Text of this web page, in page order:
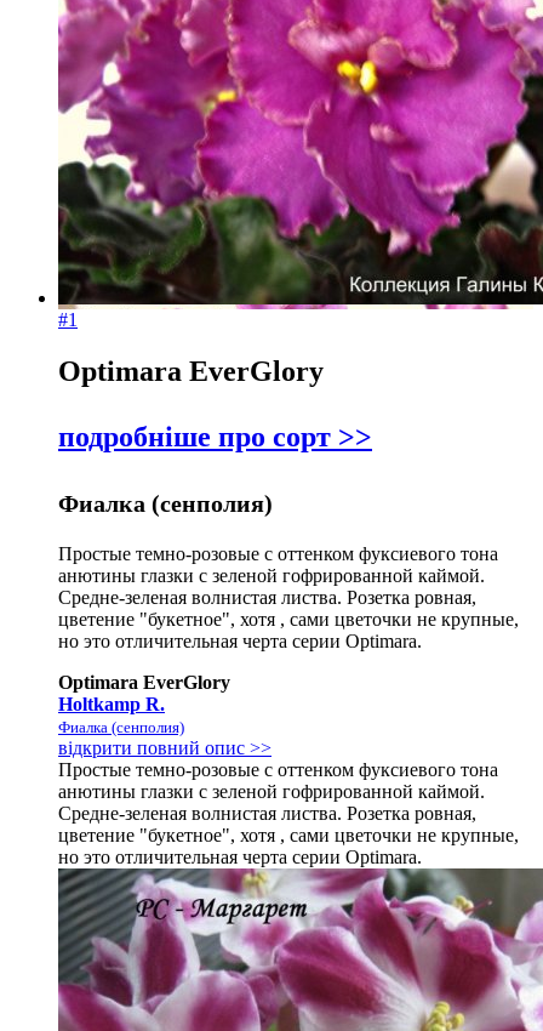
назвою Я-
#1
Optimara EverGlory
подробніше про сорт >>
Фиалка (сенполия)
Простые темно-розовые с оттенком фуксиевого тона
анютины глазки с зеленой гофрированной каймой.
Средне-зеленая волнистая листва. Розетка ровная,
цветение "букетное", хотя , сами цветочки не крупные,
но это отличительная черта серии Optimara.
Optimara EverGlory
Holtkamp R.
Фиалка (сенполия)
відкрити повний опис >>
Простые темно-розовые с оттенком фуксиевого тона
анютины глазки с зеленой гофрированной каймой.
Средне-зеленая волнистая листва. Розетка ровная,
цветение "букетное", хотя , сами цветочки не крупные,
но это отличительная черта серии Optimara.